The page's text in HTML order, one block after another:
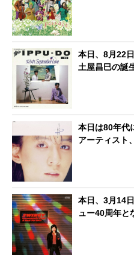
本日、8月22
土屋昌巳の誕
本日は80年代
アーティスト
本日、3月14
ュー40周年と